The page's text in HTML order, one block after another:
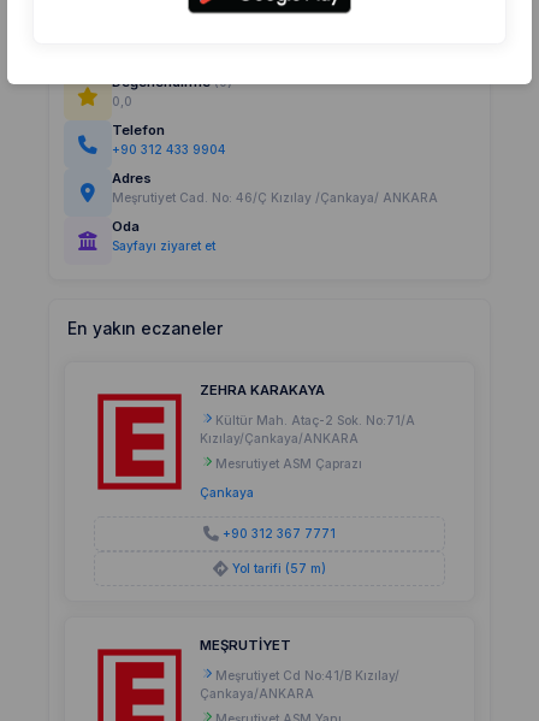
Değerlendirme(0)
0,0
Telefon
+90 312 433 9904
Adres
Meşrutiyet Cad. No: 46/Ç Kızılay /Çankaya/ ANKARA
Oda
Sayfayı ziyaret et
En yakın eczaneler
ZEHRA KARAKAYA
Kültür Mah. Ataç-2 Sok. No:71/A
Kızılay/Çankaya/ANKARA
Mesrutiyet ASM Çaprazı
Çankaya
+90 312 367 7771
Yol tarifi (57 m)
MEŞRUTİYET
Meşrutiyet Cd No:41/B Kızılay/
Çankaya/ANKARA